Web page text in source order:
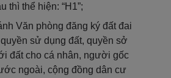
thì thể hiện: “H1”;
Văn phòng đăng ký đất đai
sử dụng đất, quyền sở
đất cho cá nhân, người gốc
ngoài, cộng đồng dân cư